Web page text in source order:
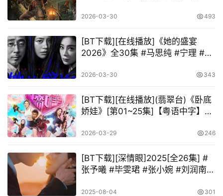
2026-03-30 493
[BT下载][在线播放]《她的盛宴
2026》全30集 #马思纯 #宁理 #袁
伊 #张志忠 #涂凌 #任正斌 #焦钰 #
小海 #白荟 #王婉娟
2026-03-30 343
[BT下载][在线播放](翡翠台)《卧底
娇娃》[第01~25集]【粤语中字】
2026-03-29 246
[BT下载][深情眼]2025[全26集] #
张予曦 #毕雯珺 #张小婉 #刘润南 #
2025-08-04 301